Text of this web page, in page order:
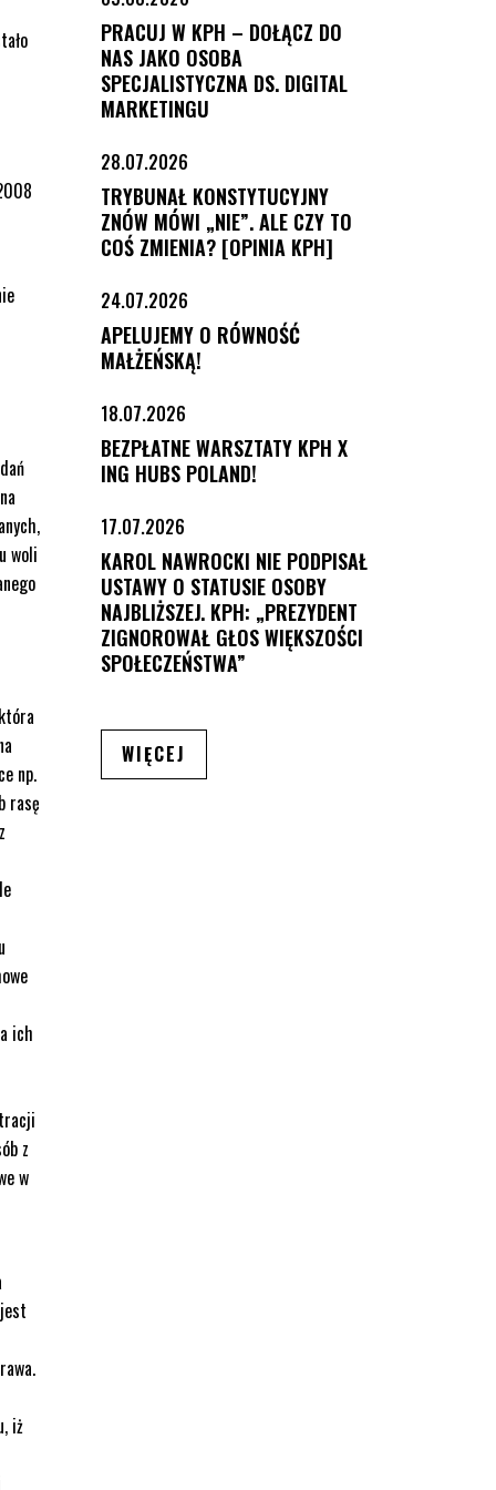
woli
np.
rasę
ich
z
w
iż
PRACUJ W KPH – DOŁĄCZ DO
NAS JAKO OSOBA
SPECJALISTYCZNA DS. DIGITAL
MARKETINGU
28.07.2026
TRYBUNAŁ KONSTYTUCYJNY
ZNÓW MÓWI „NIE”. ALE CZY TO
COŚ ZMIENIA? [OPINIA KPH]
24.07.2026
APELUJEMY O RÓWNOŚĆ
MAŁŻEŃSKĄ!
18.07.2026
BEZPŁATNE WARSZTATY KPH X
ING HUBS POLAND!
17.07.2026
KAROL NAWROCKI NIE PODPISAŁ
USTAWY O STATUSIE OSOBY
NAJBLIŻSZEJ. KPH: „PREZYDENT
ZIGNOROWAŁ GŁOS WIĘKSZOŚCI
SPOŁECZEŃSTWA”
WIĘCEJ